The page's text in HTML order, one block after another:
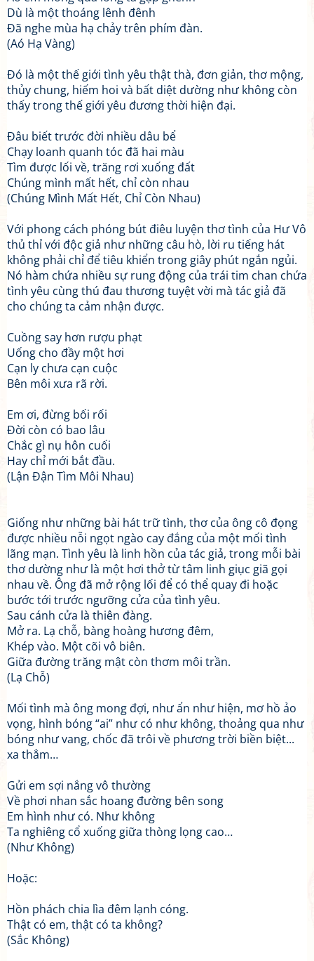
Dù là một thoáng lênh đênh
Đã nghe mùa hạ chảy trên phím đàn.
(Aó Hạ Vàng)
Đó là một thế giới tình yêu thật thà, đơn giản, thơ mộng,
thủy chung, hiếm hoi và bất diệt dường như không còn
thấy trong thế giới yêu đương thời hiện đại.
Đâu biết trước đời nhiều dâu bể
Chạy loanh quanh tóc đã hai màu
Tìm được lối về, trăng rơi xuống đất
Chúng mình mất hết, chỉ còn nhau
(Chúng Mình Mất Hết, Chỉ Còn Nhau)
Với phong cách phóng bút điêu luyện thơ tình của Hư Vô
thủ thỉ với độc giả như những câu hò, lời ru tiếng hát
không phải chỉ để tiêu khiển trong giây phút ngắn ngủi.
Nó hàm chứa nhiều sự rung động của trái tim chan chứa
tình yêu cùng thú đau thương tuyệt vời mà tác giả đã
cho chúng ta cảm nhận được.
Cuồng say hơn rượu phạt
Uống cho đầy một hơi
Cạn ly chưa cạn cuộc
Bên môi xưa rã rời.
Em ơi, đừng bối rối
Đời còn có bao lâu
Chắc gì nụ hôn cuối
Hay chỉ mới bắt đầu.
(Lận Đận Tìm Môi Nhau)
Giống như những bài hát trữ tình, thơ của ông cô đọng
được nhiều nỗi ngọt ngào cay đắng của một mối tình
lãng mạn. Tình yêu là linh hồn của tác giả, trong mỗi bài
thơ dường như là một hơi thở từ tâm linh giục giã gọi
nhau về. Ông đã mở rộng lối để có thể quay đi hoặc
bước tới trước ngưỡng cửa của tình yêu.
Sau cánh cửa là thiên đàng.
Mở ra. Lạ chỗ, bàng hoàng hương đêm,
Khép vào. Một cõi vô biên.
Giữa đường trăng mật còn thơm môi trần.
(Lạ Chỗ)
Mối tình mà ông mong đợi, như ẩn như hiện, mơ hồ ảo
vọng, hình bóng “ai” như có như không, thoảng qua như
bóng như vang, chốc đã trôi về phương trời biền biệt...
xa thẳm…
Gửi em sợi nắng vô thường
Về phơi nhan sắc hoang đường bên song
Em hình như có. Như không
Ta nghiêng cổ xuống giữa thòng lọng cao…
(Như Không)
Hoặc:
Hồn phách chia lìa đêm lạnh cóng.
Thật có em, thật có ta không?
(Sắc Không)